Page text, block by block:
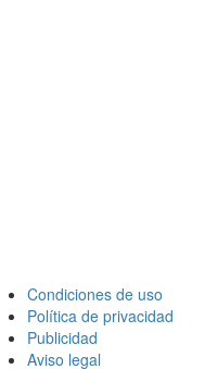
Condiciones de uso
Política de privacidad
Publicidad
Aviso legal